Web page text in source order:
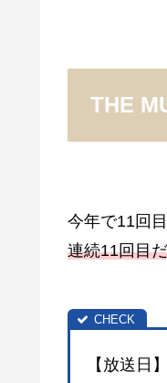
THE
今年で11回
連続11回目
【放送日